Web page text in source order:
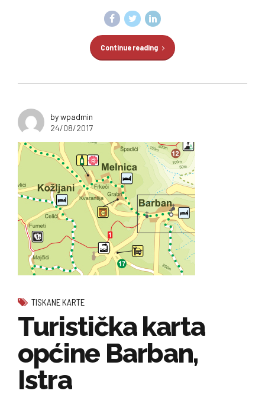
Continue reading
by wpadmin
24/08/2017
TISKANE KARTE
Turistička karta
općine Barban,
Istra